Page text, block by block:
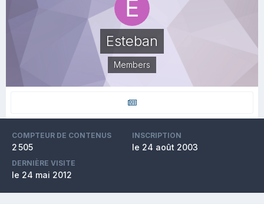
Esteban
Members
COMPTEUR DE CONTENUS
2 505
INSCRIPTION
le 24 août 2003
DERNIÈRE VISITE
le 24 mai 2012